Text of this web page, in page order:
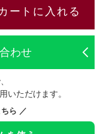
ートに入れる
わせ
いただけます。
ら ／